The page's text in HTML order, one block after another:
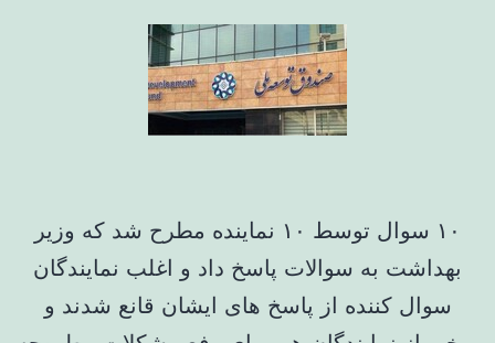
۱۰ سوال توسط ۱۰ نماینده مطرح شد که وزیر
بهداشت به سوالات پاسخ داد و اغلب نمایندگان
سوال کننده از پاسخ های ایشان قانع شدند و